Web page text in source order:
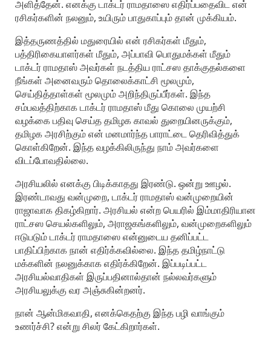
அளித்தேன். எனக்கு டாக்டர் ராமதாஸை எதிர்ப்பதைவிட என்
ரசிகர்களின் நலனும், உயிரும் பாதுகாப்பும் தான் முக்கியம்.
இத்தருணத்தில் மதுரையில் என் ரசிகர்கள் மீதும்,
பத்திரிகையாளர்கள் மீதும், அப்பாவி பொதுமக்கள் மீதும்
டாக்டர் ராமதாஸ் அவர்கள் நடத்திய ராட்சஸ தாக்குதல்களை
நீங்கள் அனைவரும் தொலைக்காட்சி மூலமும்,
செய்தித்தாள்கள் மூலமும் அறிந்திருப்பீர்கள். இந்த
சம்பவத்திற்காக டாக்டர் ராமதாஸ் மீது கொலை முயற்சி
வழக்கை பதிவு செய்த தமிழக காவல் துறையினருக்கும்,
தமிழக அரசிற்கும் என் மனமார்ந்த பாராட்டை தெரிவித்துக்
கொள்கிறேன். இந்த வழக்கிலிருந்து நாம் அவர்களை
விடப்போவதில்லை.
அரசியலில் எனக்கு பிடிக்காதது இரண்டு. ஒன்று ஊழல்.
இரண்டாவது வன்முறை, டாக்டர் ராமதாஸ் வன்முறையின்
ராஜாவாக திகழ்கிறார். அரசியல் என்ற பெயரில் இம்மாதிரியான
ராட்சஸ செயல்களிலும், அராஜகங்களிலும், வன்முறைகளிலும்
ஈடுபடும் டாக்டர் ராமதாஸை என்னுடைய தனிப்பட்ட
பாதிப்பிற்காக நான் எதிர்க்கவில்லை. இந்த தமிழ்நாட்டு
மக்களின் நலனுக்காக எதிர்க்கிறேன். இப்படிப்பட்ட
அரசியல்வாதிகள் இருப்பதினால்தான் நல்லவர்களும்
அரசியலுக்கு வர அஞ்சுகின்றனர்.
நான் ஆன்மிகவாதி, எனக்கெதற்கு இந்த பழி வாங்கும்
உணர்ச்சி? என்று சிலர் கேட்கிறார்கள்.